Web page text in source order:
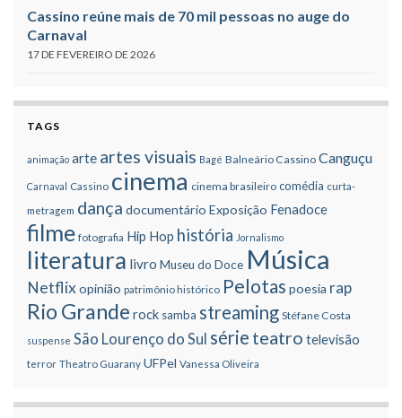
Cassino reúne mais de 70 mil pessoas no auge do
Carnaval
17 DE FEVEREIRO DE 2026
TAGS
animação arte artes visuais Bagé Balneário Cassino Canguçu
Carnaval Cassino cinema cinema brasileiro comédia curta-
metragem dança documentário Exposição Fenadoce
filme fotografia Hip Hop história Jornalismo
literatura livro Museu do Doce Música
Netflixopinião patrimônio histórico Pelotas poesia rap
Rio Grande rock samba streaming Stéfane Costa
suspense São Lourenço do Sul série teatro televisão
terror Theatro Guarany UFPel Vanessa Oliveira